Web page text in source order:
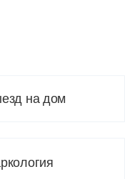
на дом